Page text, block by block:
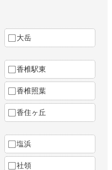
大岳
香椎駅東
香椎照葉
香住ヶ丘
塩浜
社領